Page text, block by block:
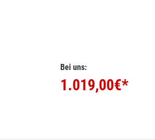
Bei uns:
1.019,00€*